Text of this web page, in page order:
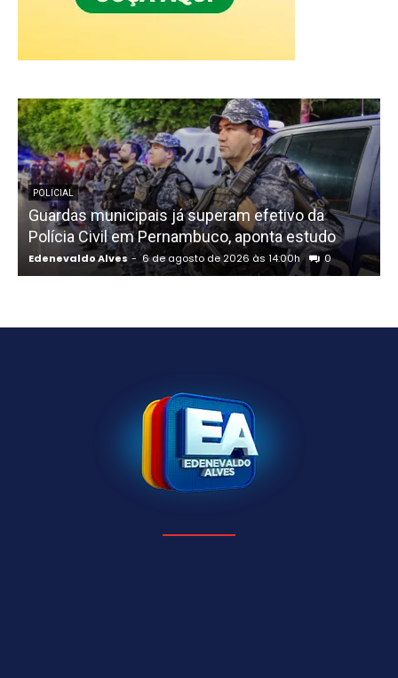
POLICIAL
Guardas municipais já superam efetivo da
Polícia Civil em Pernambuco, aponta estudo
Edenevaldo Alves - 6 de agosto de 2026 às 14:00h 0